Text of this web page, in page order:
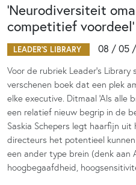
‘Neurodiversiteit
competitief voordeel’
LEADER'S LIBRARY 08 / 05
Voor de rubriek Leader’s
verschenen boek dat een plek
elke executive. Ditmaal ‘Als alle
een relatief nieuw begrip in de
Saskia Schepers legt haarfijn
directeurs het potentieel
een ander type brein (denk aan
hoogbegaafdheid,